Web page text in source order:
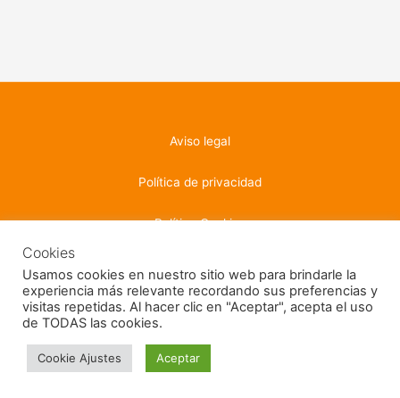
Aviso legal
Política de privacidad
Política Cookies
Copyright © 2026 PHFormacion | Desarrollado por
Cookies
Usamos cookies en nuestro sitio web para brindarle la
experiencia más relevante recordando sus preferencias y
visitas repetidas. Al hacer clic en "Aceptar", acepta el uso
de TODAS las cookies.
Cookie Ajustes Aceptar